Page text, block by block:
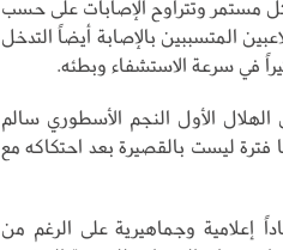
مستمر وتتراوح الإصابات على حسب
المتسببين بالإصابة أيضاً التدخل
في سرعة الاستشفاء وبطئه.
الهلال الأول النجم الأسطوري سالم
ليست بالقصيرة بعد احتكاكه مع
إعلامية وجماهيرية على الرغم من